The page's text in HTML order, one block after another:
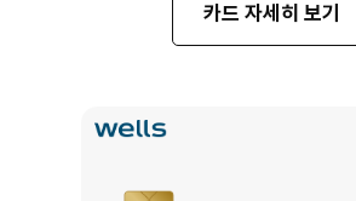
카드 자세히 보기